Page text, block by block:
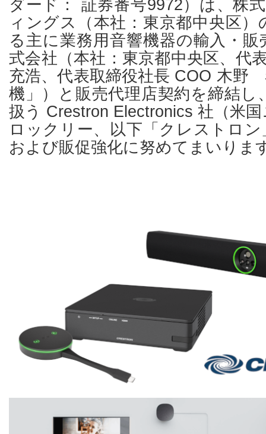
ダード： 証券番号9972）は、株
ィングス（本社：東京都中央区
る主に業務用音響機器の輸入・
式会社（本社：東京都中央区、
充浩、代表取締役社長 COO 木野
機」）と販売代理店契約を締結
扱う Crestron Electronics 社（米
ロックリー、以下「クレストロ
および販促強化に努めてまいりま